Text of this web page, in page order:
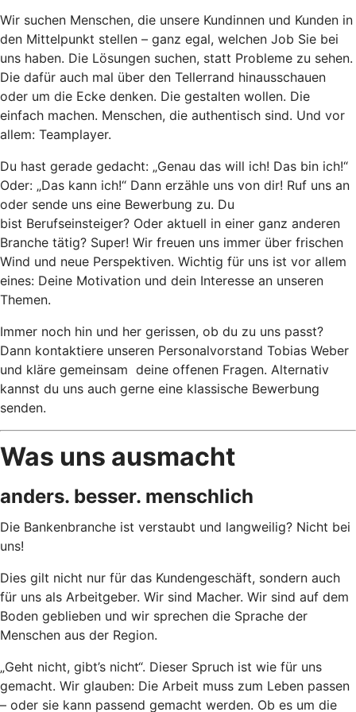
Wir suchen Menschen, die unsere Kundinnen und Kunden in
den Mittelpunkt stellen – ganz egal, welchen Job Sie bei
uns haben. Die Lösungen suchen, statt Probleme zu sehen.
Die dafür auch mal über den Tellerrand hinausschauen
oder um die Ecke denken. Die gestalten wollen. Die
einfach machen. Menschen, die authentisch sind. Und vor
allem: Teamplayer.
Du hast gerade gedacht: „Genau das will ich! Das bin ich!“
Oder: „Das kann ich!“ Dann erzähle uns von dir! Ruf uns an
oder sende uns eine Bewerbung zu. Du
bist Berufseinsteiger? Oder aktuell in einer ganz anderen
Branche tätig? Super! Wir freuen uns immer über frischen
Wind und neue Perspektiven. Wichtig für uns ist vor allem
eines: Deine Motivation und dein Interesse an unseren
Themen.
Immer noch hin und her gerissen, ob du zu uns passt?
Dann kontaktiere unseren Personalvorstand Tobias Weber
und kläre gemeinsam deine offenen Fragen. Alternativ
kannst du uns auch gerne eine klassische Bewerbung
senden.
Was uns ausmacht
anders. besser. menschlich
Die Bankenbranche ist verstaubt und langweilig? Nicht bei
uns!
Dies gilt nicht nur für das Kundengeschäft, sondern auch
für uns als Arbeitgeber. Wir sind Macher. Wir sind auf dem
Boden geblieben und wir sprechen die Sprache der
Menschen aus der Region.
„Geht nicht, gibt’s nicht“. Dieser Spruch ist wie für uns
gemacht. Wir glauben: Die Arbeit muss zum Leben passen
– oder sie kann passend gemacht werden. Ob es um die